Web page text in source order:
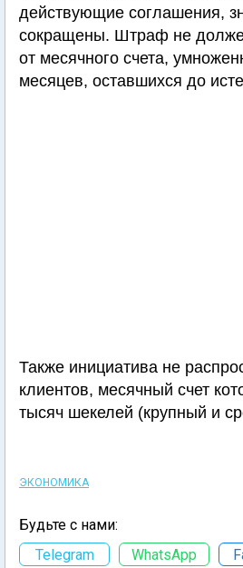
действующие соглашения,
сокращены. Штраф не
от месячного счета,
месяцев, оставшихся до
Также инициатива не
клиентов, месячный счет
тысяч шекелей (крупный и
ЭКОНОМИКА
Будьте с нами:
Telegram
WhatsApp